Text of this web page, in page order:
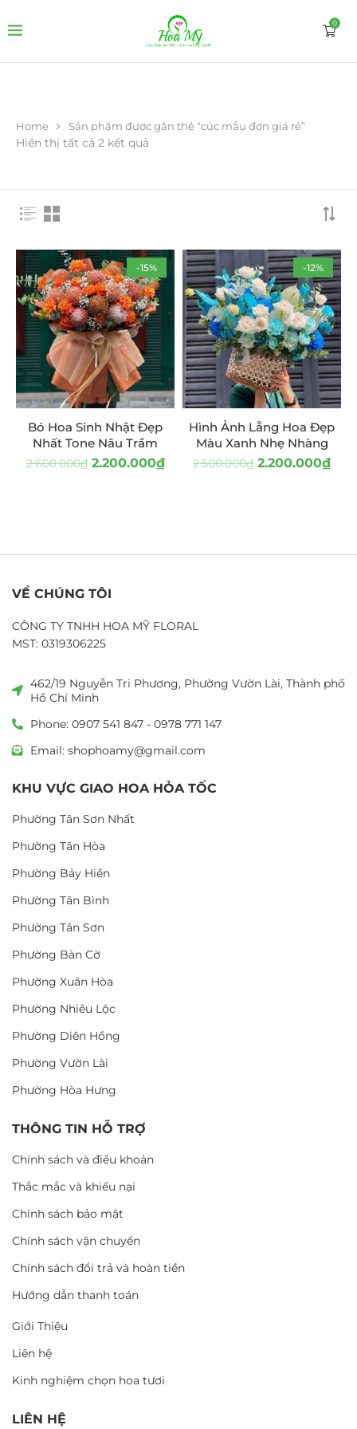
0
Home Sản phẩm được gắn thẻ “cúc mẫu đơn giá rẻ”
Hiển thị tất cả 2 kết quả
-15%
Bó Hoa Sinh Nhật Đẹp
Nhất Tone Nâu Trầm
2.600.000₫ 2.200.000₫
-12%
Hình Ảnh Lẵng Hoa Đẹp
Màu Xanh Nhẹ Nhàng
2.500.000₫ 2.200.000₫
VỀ CHÚNG TÔI
CÔNG TY TNHH HOA MỸ FLORAL
MST: 0319306225
462/19 Nguyễn Tri Phương, Phường Vườn Lài, Thành phố
Hồ Chí Minh
Phone: 0907 541 847 - 0978 771 147
Email: shophoamy@gmail.com
KHU VỰC GIAO HOA HỎA TỐC
Phường Tân Sơn Nhất
Phường Tân Hòa
Phường Bảy Hiền
Phường Tân Bình
Phường Tân Sơn
Phường Bàn Cờ
Phường Xuân Hòa
Phường Nhiêu Lộc
Phường Diên Hồng
Phường Vườn Lài
Phường Hòa Hưng
THÔNG TIN HỖ TRỢ
Chính sách và điều khoản
Thắc mắc và khiếu nại
Chính sách bảo mật
Chính sách vận chuyển
Chính sách đổi trả và hoàn tiền
Hướng dẫn thanh toán
Giới Thiệu
Liên hệ
Kinh nghiệm chọn hoa tươi
LIÊN HỆ